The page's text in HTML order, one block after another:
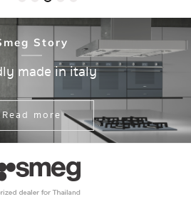
g Story
made in italy
Read more